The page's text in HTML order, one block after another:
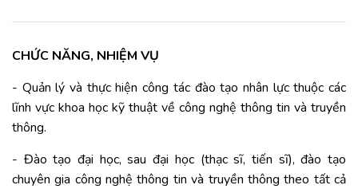
CHỨC NĂNG, NHIỆM VỤ
- Quản lý và thực hiện công tác đào tạo nhân lực thuộc các
lĩnh vực khoa học kỹ thuật về công nghệ thông tin và truyền
thông.
- Đào tạo đại học, sau đại học (thạc sĩ, tiến sĩ), đào tạo
chuyên gia công nghệ thông tin và truyền thông theo tất cả